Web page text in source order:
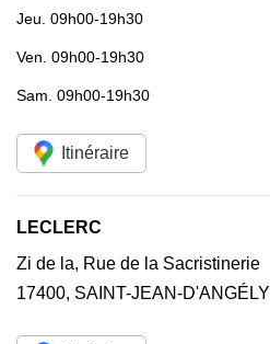
Jeu. 09h00-19h30
Ven. 09h00-19h30
Sam. 09h00-19h30
Itinéraire
LECLERC
Zi de la, Rue de la Sacristinerie
17400, SAINT-JEAN-D'ANGÉLY